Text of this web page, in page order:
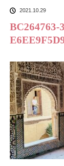
2021.10.29
BC264763-